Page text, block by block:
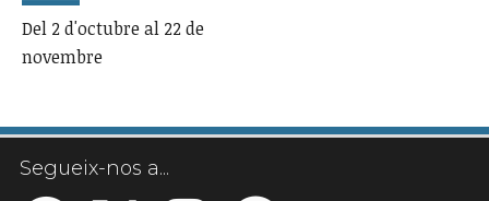
Del 2 d'octubre al 22 de
novembre
Segueix-nos a...